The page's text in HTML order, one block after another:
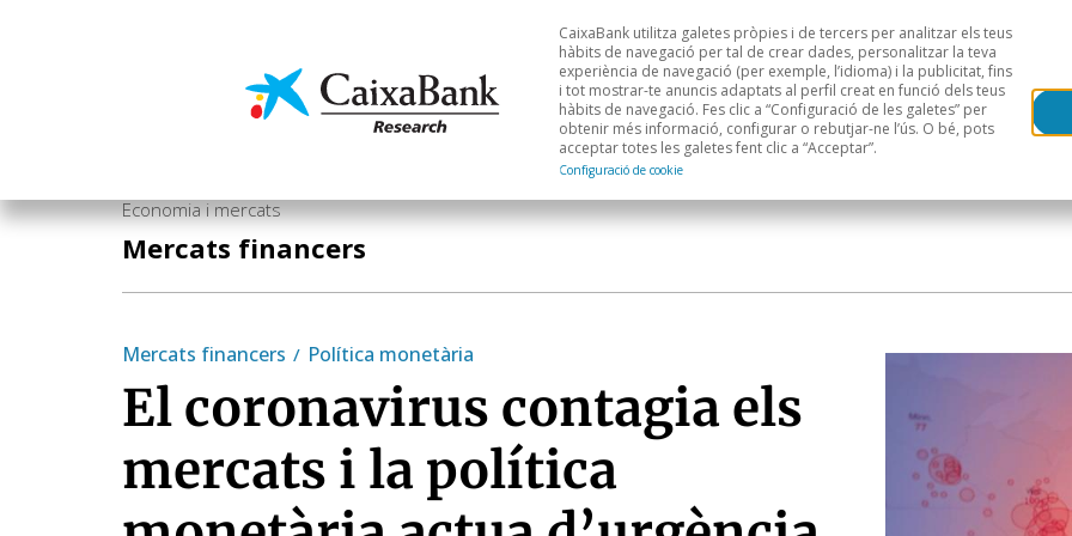
Economia i mercats Anàlisi sectorial Àrees geogràfiques
CaixaBank utilitza galetes pròpies i de tercers per analitzar els teus
hàbits de navegació per tal de crear dades, personalitzar la teva
experiència de navegació (per exemple, l’idioma) i la publicitat, fins
i tot mostrar-te anuncis adaptats al perfil creat en funció dels teus
hàbits de navegació. Fes clic a “Configuració de les galetes” per
obtenir més informació, configurar o rebutjar-ne l’ús. O bé, pots
acceptar totes les galetes fent clic a “Acceptar”.
Configuració de cookie
Economia i mercats
Mercats financers
Mercats financers Política monetària
El coronavirus contagia els
mercats i la política